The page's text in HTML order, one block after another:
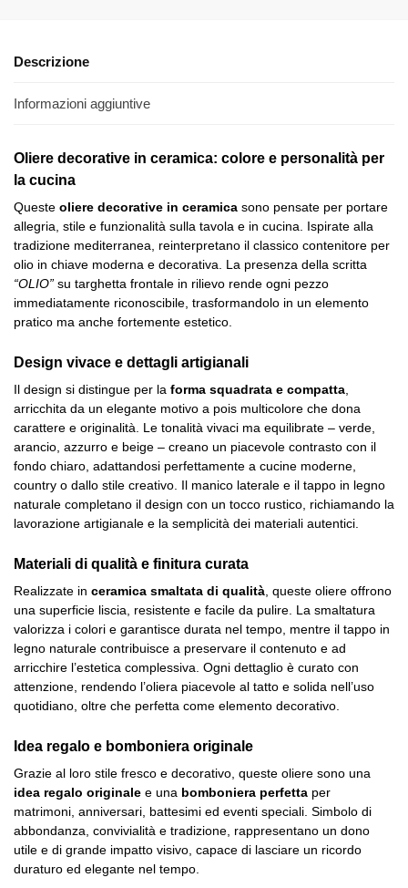
Descrizione
Informazioni aggiuntive
Oliere decorative in ceramica: colore e personalità per
la cucina
Queste oliere decorative in ceramica sono pensate per portare
allegria, stile e funzionalità sulla tavola e in cucina. Ispirate alla
tradizione mediterranea, reinterpretano il classico contenitore per
olio in chiave moderna e decorativa. La presenza della scritta
“OLIO” su targhetta frontale in rilievo rende ogni pezzo
immediatamente riconoscibile, trasformandolo in un elemento
pratico ma anche fortemente estetico.
Design vivace e dettagli artigianali
Il design si distingue per la forma squadrata e compatta
arricchita da un elegante motivo a pois multicolore che dona
carattere e originalità. Le tonalità vivaci ma equilibrate – verde,
arancio, azzurro e beige – creano un piacevole contrasto con il
fondo chiaro, adattandosi perfettamente a cucine moderne,
country o dallo stile creativo. Il manico laterale e il tappo in legno
naturale completano il design con un tocco rustico, richiamando la
lavorazione artigianale e la semplicità dei materiali autentici.
Materiali di qualità e finitura curata
Realizzate in ceramica smaltata di qualità , queste oliere offrono
una superficie liscia, resistente e facile da pulire. La smaltatura
valorizza i colori e garantisce durata nel tempo, mentre il tappo in
legno naturale contribuisce a preservare il contenuto e ad
arricchire l’estetica complessiva. Ogni dettaglio è curato con
attenzione, rendendo l’oliera piacevole al tatto e solida nell’uso
quotidiano, oltre che perfetta come elemento decorativo.
Idea regalo e bomboniera originale
Grazie al loro stile fresco e decorativo, queste oliere sono una
idea regalo originale e una bomboniera perfetta per
matrimoni, anniversari, battesimi ed eventi speciali. Simbolo di
abbondanza, convivialità e tradizione, rappresentano un dono
utile e di grande impatto visivo, capace di lasciare un ricordo
duraturo ed elegante nel tempo.